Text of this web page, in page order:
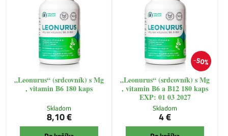
„Leonurus“ (srdcovník) s Mg
, vitamin B6 180 kaps
Skladom
8,10 €
50%
„Leonurus“ (srdcovník) s Mg
, vitamin B6 a B12 180 kaps
EXP: 01 03 2027
Skladom
4 €